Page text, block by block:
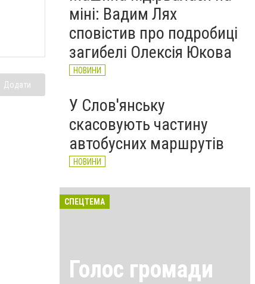
Додати
міні: Вадим Лях
сповістив про подробиці
загибелі Олексія Юкова
НОВИНИ
У Слов'янську
скасовують частину
автобусних маршрутів
НОВИНИ
СПЕЦТЕМА
Голос громади